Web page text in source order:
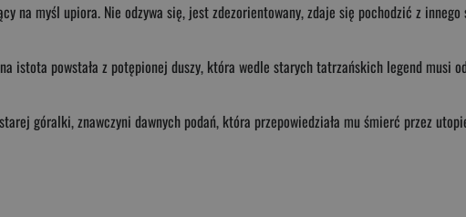
na myśl upiora. Nie odzywa się, jest zdezorientowany, zdaje się pochodzić z
istota powstała z potępionej du­szy, która wedle starych tatrzańskich legend musi
góralki, znawczyni dawnych podań, która przepowiedziała mu śmierć przez